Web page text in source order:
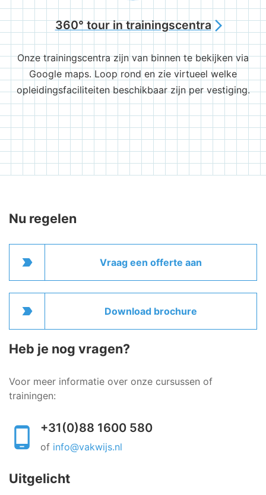
360° tour in trainingscentra arrow_forward_ios
Onze trainingscentra zijn van binnen te bekijken via
Google maps. Loop rond en zie virtueel welke
opleidingsfaciliteiten beschikbaar zijn per vestiging.
Nu regelen
label_important Vraag een offerte aan
label_important Download brochure
Heb je nog vragen?
Voor meer informatie over onze cursussen of
trainingen:
+31(0)88 1600 580
of info@vakwijs.nl
Uitgelicht